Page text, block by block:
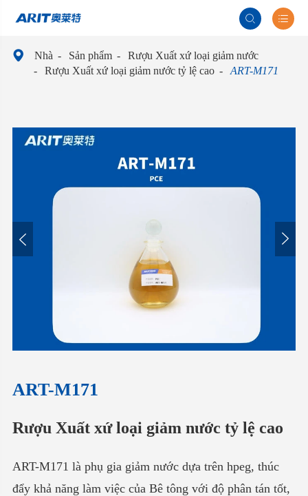
 
 Nhà Sản phẩm
Rượu Xuất xứ loại giảm nước
Rượu Xuất xứ loại giảm nước tỷ lệ cao
ART-M171
 
ART-M171
Rượu Xuất xứ loại giảm nước tỷ lệ cao
ART-M171 là phụ gia giảm nước dựa trên hpeg, thúc
đẩy khả năng làm việc của Bê tông với độ phân tán tốt,